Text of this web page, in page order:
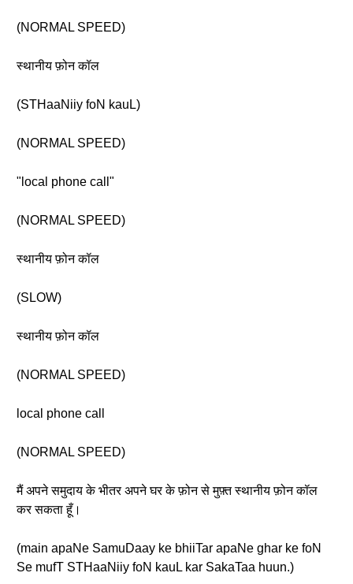
(NORMAL SPEED)
स्थानीय फ़ोन कॉल
(STHaaNiiy foN kauL)
(NORMAL SPEED)
"local phone call"
(NORMAL SPEED)
स्थानीय फ़ोन कॉल
(SLOW)
स्थानीय फ़ोन कॉल
(NORMAL SPEED)
local phone call
(NORMAL SPEED)
मैं अपने समुदाय के भीतर अपने घर के फ़ोन से मुफ़्त स्थानीय फ़ोन कॉल
कर सकता हूँ।
(main apaNe SamuDaay ke bhiiTar apaNe ghar ke foN
Se mufT STHaaNiiy foN kauL kar SakaTaa huun.)